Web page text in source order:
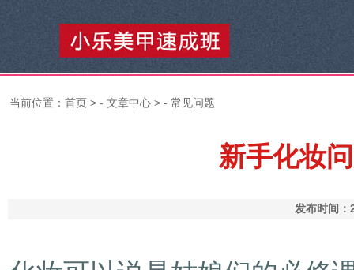
当前位置： 首页 > - 文章中心 > - 常见问题
新手化妆
发布时间